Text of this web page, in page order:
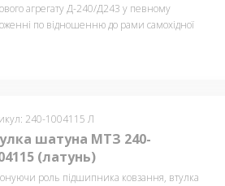
агрегату Д-240/Д243 у певному
по відношенню до рами самохідної
240-1004115 Л
шатуна МТЗ 240-
(латунь)
роль підшипника ковзання, втулка